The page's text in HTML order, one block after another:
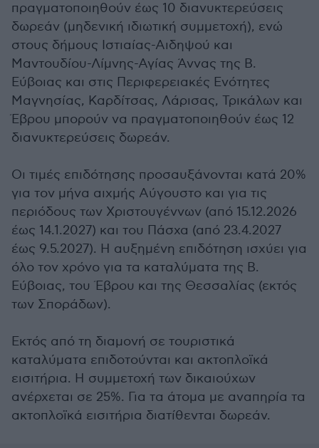
πραγματοποιηθούν έως 10 διανυκτερεύσεις
δωρεάν (μηδενική ιδιωτική συμμετοχή), ενώ
στους δήμους Ιστιαίας-Αιδηψού και
Μαντουδίου-Λίμνης-Αγίας Άννας της Β.
Εύβοιας και στις Περιφερειακές Ενότητες
Μαγνησίας, Καρδίτσας, Λάρισας, Τρικάλων και
Έβρου μπορούν να πραγματοποιηθούν έως 12
διανυκτερεύσεις δωρεάν.
Οι τιμές επιδότησης προσαυξάνονται κατά 20%
για τον μήνα αιχμής Αύγουστο και για τις
περιόδους των Χριστουγέννων (από 15.12.2026
έως 14.1.2027) και του Πάσχα (από 23.4.2027
έως 9.5.2027). Η αυξημένη επιδότηση ισχύει για
όλο τον χρόνο για τα καταλύματα της Β.
Εύβοιας, του Έβρου και της Θεσσαλίας (εκτός
των Σποράδων).
Εκτός από τη διαμονή σε τουριστικά
καταλύματα επιδοτούνται και ακτοπλοϊκά
εισιτήρια. Η συμμετοχή των δικαιούχων
ανέρχεται σε 25%. Για τα άτομα με αναπηρία τα
ακτοπλοϊκά εισιτήρια διατίθενται δωρεάν.